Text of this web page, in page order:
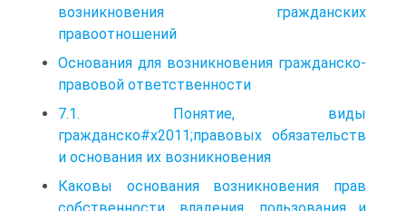
возникновения гражданских
правоотношений
Основания для возникновения гражданско-
правовой ответственности
7.1. Понятие, виды
гражданско#x2011;правовых обязательств
и основания их возникновения
Каковы основания возникновения прав